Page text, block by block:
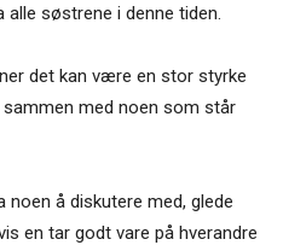
søstrene i denne tiden.
det kan være en stor styrke
med noen som står
å diskutere med, glede
en tar godt vare på hverandre